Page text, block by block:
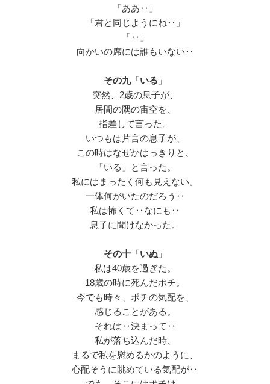
「ああ‥」
「君と同じようにね‥」
「‥」
向かいの席には誰もいない‥
その九「いる 」
突然、2歳の息子が、
居間の隅の宙空を、
指差して言った。
いつもは片言の息子が、
この時はなぜかはっきりと、
「いる」と言った。
私にはまったく何も見えない。
一体何がいたのだろう‥
私は怖くて‥なにも‥
息子に聞けなかった。
その十「いぬ」
私は40歳を過ぎた。
18歳の時に死んだポチ。
今でも時々、ポチの気配を、
感じることがある。
それは‥決まって‥
私が落ち込んだ時、
まるで私を慰めるかのように、
心配そうに眺めている気配が‥